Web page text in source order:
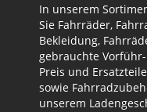
In unserem
Sie Fahrräder,
Bekleidung,
gebrauchte
Preis und
sowie
unserem